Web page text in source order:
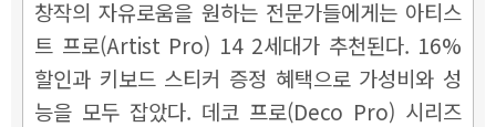
창작의 자유로움을 원하는 전문가들에게는 아티스
트 프로(Artist Pro) 14 2세대가 추천된다. 16%
할인과 키보드 스티커 증정 혜택으로 가성비와 성
능을 모두 잡았다. 데코 프로(Deco Pro) 시리즈